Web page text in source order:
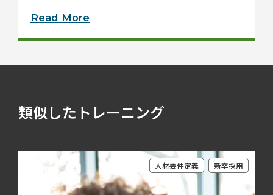
Read More
類似したトレーニング
人材要件定義 新卒採用